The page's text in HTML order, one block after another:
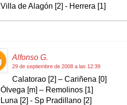
Villa de Alagón [2] - Herrera [1]
Alfonso G.
29 de septiembre de 2008 a las 12:39
Calatorao [2] – Cariñena [0]
Ólvega [m] – Remolinos [1]
Luna [2] - Sp Pradillano [2]